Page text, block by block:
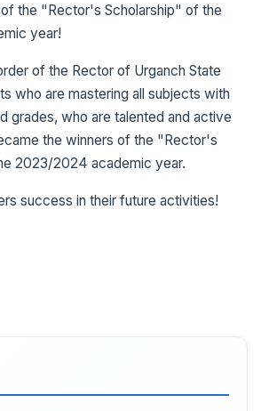
the "Rector's Scholarship" of the
year!
of the Rector of Urganch State
who are mastering all subjects with
grades, who are talented and active
the winners of the "Rector's
2023/2024 academic year.
success in their future activities!